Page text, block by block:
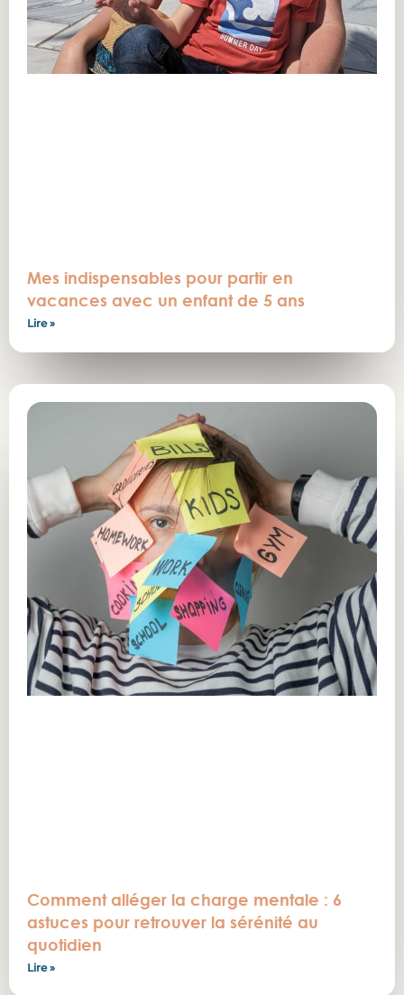
Mes indispensables pour partir en
vacances avec un enfant de 5 ans
Lire »
Comment alléger la charge mentale : 6
astuces pour retrouver la sérénité au
quotidien
Lire »